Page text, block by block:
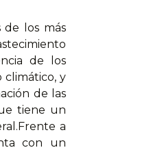
de los más
de los
climático, y
de las
tiene un
a
con un